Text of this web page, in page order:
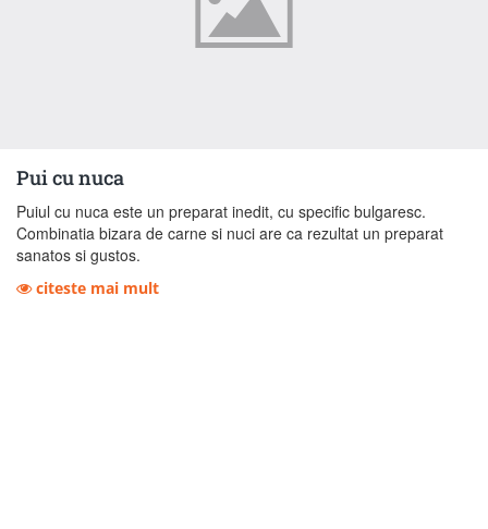
Pui cu nuca
Puiul cu nuca este un preparat inedit, cu specific bulgaresc.
Combinatia bizara de carne si nuci are ca rezultat un preparat
sanatos si gustos.
citeste mai mult